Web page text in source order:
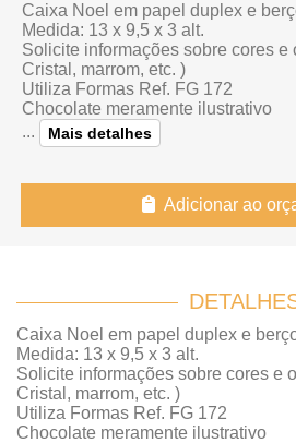
Caixa Noel em papel duplex e
Medida: 13 x 9,5 x 3 alt.
Solicite informações sobre cores e
Cristal, marrom, etc. )
Utiliza Formas Ref. FG 172
Chocolate meramente ilustrativo
...
Mais detalhes
Adicionar ao
Caixa Noel em papel duplex e
Medida: 13 x 9,5 x 3 alt.
Solicite informações sobre cores e
Cristal, marrom, etc. )
Utiliza Formas Ref. FG 172
Chocolate meramente ilustrativo